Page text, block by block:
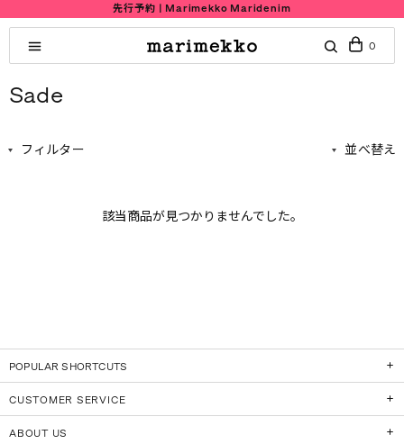
先行予約 | Marimekko Maridenim
0
Sade
フィルター 並べ替え
該当商品が見つかりませんでした。
POPULAR SHORTCUTS
CUSTOMER SERVICE
ABOUT US